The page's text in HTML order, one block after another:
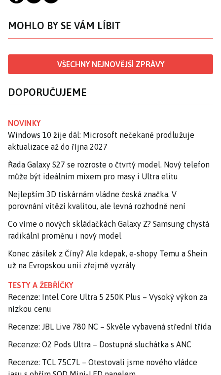
MOHLO BY SE VÁM LÍBIT
VŠECHNY NEJNOVĚJŠÍ ZPRÁVY
DOPORUČUJEME
NOVINKY
Windows 10 žije dál: Microsoft nečekaně prodlužuje
aktualizace až do října 2027
Řada Galaxy S27 se rozroste o čtvrtý model. Nový telefon
může být ideálním mixem pro masy i Ultra elitu
Nejlepším 3D tiskárnám vládne česká značka. V
porovnání vítězí kvalitou, ale levná rozhodně není
Co víme o nových skládačkách Galaxy Z? Samsung chystá
radikální proměnu i nový model
Konec zásilek z Číny? Ale kdepak, e-shopy Temu a Shein
už na Evropskou unii zřejmě vyzrály
TESTY A ŽEBŘÍČKY
Recenze: Intel Core Ultra 5 250K Plus – Vysoký výkon za
nízkou cenu
Recenze: JBL Live 780 NC – Skvěle vybavená střední třída
Recenze: O2 Pods Ultra – Dostupná sluchátka s ANC
Recenze: TCL 75C7L – Otestovali jsme nového vládce